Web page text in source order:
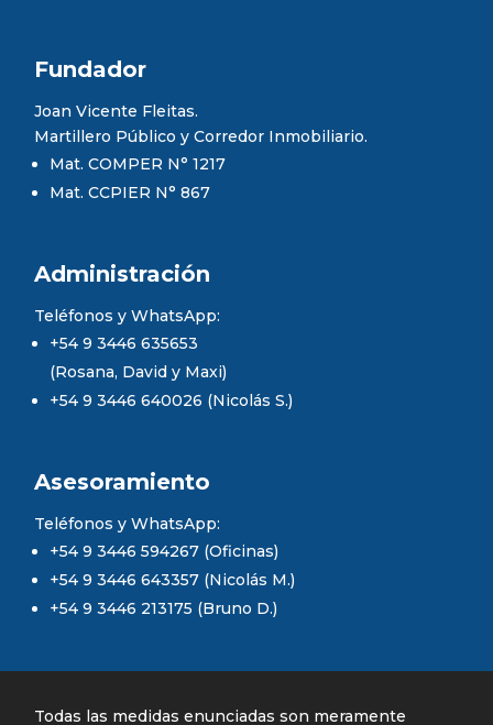
Fundador
Joan Vicente Fleitas.
Martillero Público y Corredor Inmobiliario.
Mat. COMPER N° 1217
Mat. CCPIER N° 867
Administración
Teléfonos y WhatsApp:
+54 9 3446 635653
(Rosana, David y Maxi)
+54 9 3446 640026 (Nicolás S.)
Asesoramiento
Teléfonos y WhatsApp:
+54 9 3446 594267 (Oficinas)
+54 9 3446 643357 (Nicolás M.)
+54 9 3446 213175 (Bruno D.)
Todas las medidas enunciadas son meramente